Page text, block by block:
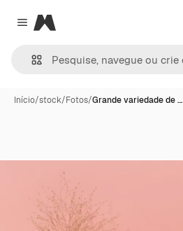
Close menu
Magnific
Início/stock/Fotos/Grande variedade de …